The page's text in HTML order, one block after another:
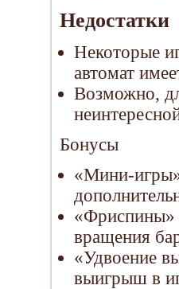
Недостатки
Некоторые
автомат
Возможно,
Бонусы
«Мини-
«Фриспины»
вращения
«Удвоение
выигрыш в